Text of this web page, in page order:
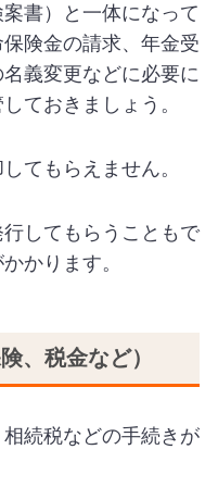
書）と一体になって
険金の請求、年金受
義変更などに必要に
ておきましょう。
てもらえません。
してもらうこともで
かります。
、税金など）
続税などの手続きが